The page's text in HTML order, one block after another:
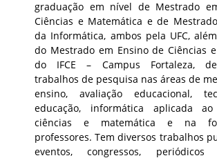
graduação em nível de Mestrado
Ciências e Matemática e de
da Informática, ambos pela UFC,
do Mestrado em Ensino de Ciências
do IFCE – Campus Fortaleza,
trabalhos de pesquisa nas áreas de
ensino, avaliação educacional,
educação, informática aplicada
ciências e matemática e na
professores. Tem diversos trabalhos
eventos, congressos,